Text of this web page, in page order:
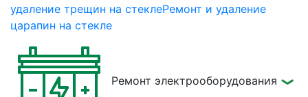
удаление трещин на стеклеРемонт и удаление
царапин на стекле
Ремонт электрооборудования